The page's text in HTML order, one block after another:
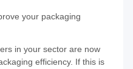
your packaging
in your sector are now
efficiency. If this is